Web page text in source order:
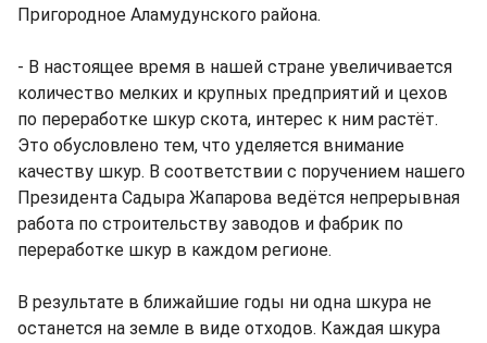
Пригородное Аламудунского района.
- В настоящее время в нашей стране увеличивается
количество мелких и крупных предприятий и цехов
по переработке шкур скота, интерес к ним растёт.
Это обусловлено тем, что уделяется внимание
качеству шкур. В соответствии с поручением нашего
Президента Садыра Жапарова ведётся непрерывная
работа по строительству заводов и фабрик по
переработке шкур в каждом регионе.
В результате в ближайшие годы ни одна шкура не
останется на земле в виде отходов. Каждая шкура